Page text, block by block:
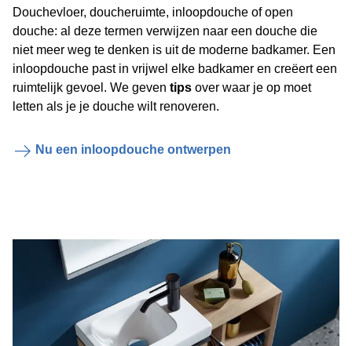
Douchevloer, doucheruimte, inloopdouche of open
douche: al deze termen verwijzen naar een douche die
niet meer weg te denken is uit de moderne badkamer. Een
inloopdouche past in vrijwel elke badkamer en creëert een
ruimtelijk gevoel. We geven tips over waar je op moet
letten als je je douche wilt renoveren.
Nu een inloopdouche ontwerpen